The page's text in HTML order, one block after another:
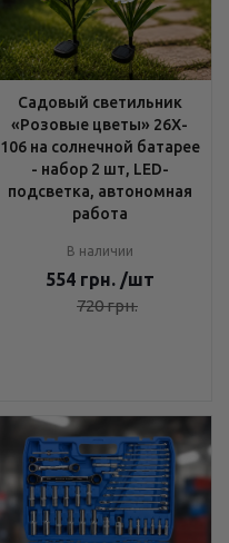
Садовый светильник
«Розовые цветы» 26X-
106 на солнечной батарее
- набор 2 шт, LED-
подсветка, автономная
работа
В наличии
554 грн. /шт
720грн.